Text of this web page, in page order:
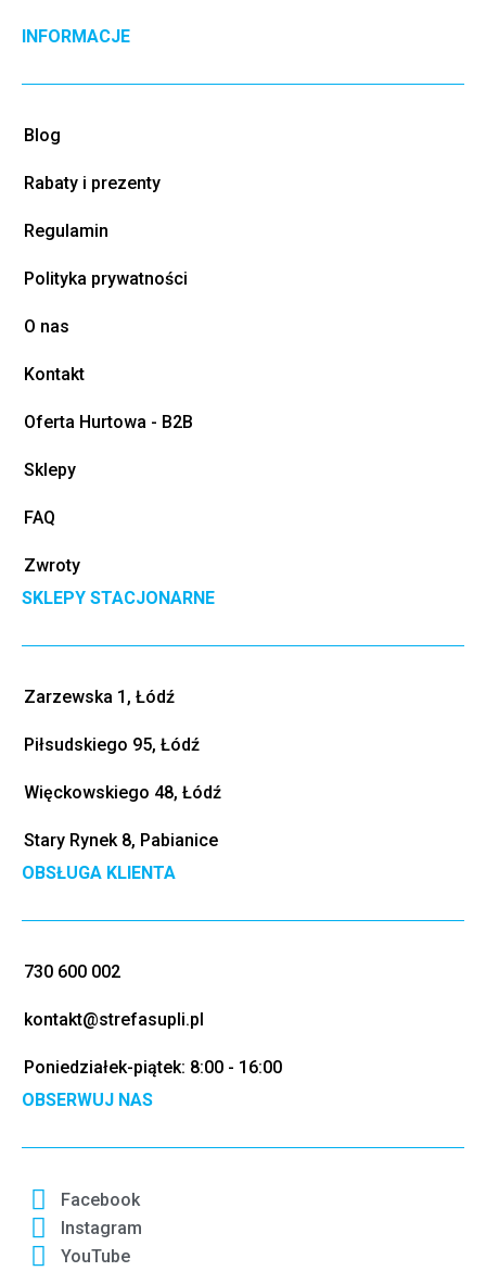
INFORMACJE
Blog
Rabaty i prezenty
Regulamin
Polityka prywatności
O nas
Kontakt
Oferta Hurtowa - B2B
Sklepy
FAQ
Zwroty
SKLEPY STACJONARNE
Zarzewska 1, Łódź
Piłsudskiego 95, Łódź
Więckowskiego 48, Łódź
Stary Rynek 8, Pabianice
OBSŁUGA KLIENTA
730 600 002
kontakt@strefasupli.pl
Poniedziałek-piątek: 8:00 - 16:00
OBSERWUJ NAS
Facebook
Instagram
YouTube